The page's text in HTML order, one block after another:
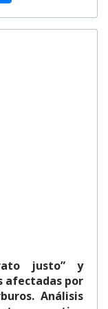
justo” y
afectadas por
Análisis